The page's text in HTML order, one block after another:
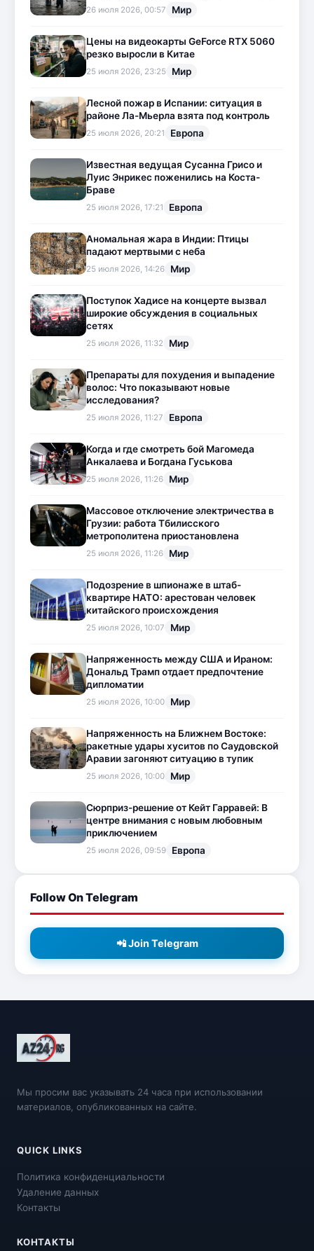
26 июля 2026, 00:57 Мир
Цены на видеокарты GeForce RTX 5060
резко выросли в Китае
25 июля 2026, 23:25 Мир
Лесной пожар в Испании: ситуация в
районе Ла-Мьерла взята под контроль
25 июля 2026, 20:21 Европа
Известная ведущая Сусанна Грисо и
Луис Энрикес поженились на Коста-
Браве
25 июля 2026, 17:21 Европа
Аномальная жара в Индии: Птицы
падают мертвыми с неба
25 июля 2026, 14:26 Мир
Поступок Хадисе на концерте вызвал
широкие обсуждения в социальных
сетях
25 июля 2026, 11:32 Мир
Препараты для похудения и выпадение
волос: Что показывают новые
исследования?
25 июля 2026, 11:27 Европа
Когда и где смотреть бой Магомеда
Анкалаева и Богдана Гуськова
25 июля 2026, 11:26 Мир
Массовое отключение электричества в
Грузии: работа Тбилисского
метрополитена приостановлена
25 июля 2026, 11:26 Мир
Подозрение в шпионаже в штаб-
квартире НАТО: арестован человек
китайского происхождения
25 июля 2026, 10:07 Мир
Напряженность между США и Ираном:
Дональд Трамп отдает предпочтение
дипломатии
25 июля 2026, 10:00 Мир
Напряженность на Ближнем Востоке:
ракетные удары хуситов по Саудовской
Аравии загоняют ситуацию в тупик
25 июля 2026, 10:00 Мир
Сюрприз-решение от Кейт Гарравей: В
центре внимания с новым любовным
приключением
25 июля 2026, 09:59 Европа
Follow On Telegram
📲 Join Telegram
Мы просим вас указывать 24 часа при использовании
материалов, опубликованных на сайте.
QUICK LINKS
Политика конфиденциальности
Удаление данных
Контакты
КОНТАКТЫ